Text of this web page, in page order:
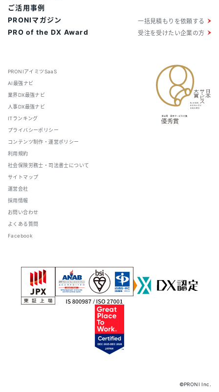
PRONIアイミツSaaS
AI最強ナビ
業界DX最強ナビ
人事DX最強ナビ
ITランキング
プライバシーポリシー
コンテンツ制作・運営ポリシー
利用規約
社会保険労務士・司法書士について
サイトマップ
運営会社
採用情報
お問い合わせ
よくある質問
Facebook
ご活用事例
PRONIマガジン
PRO of the DX Award
一括見積もりを依頼する
受注を受けたい企業の方
©PRONI Inc.